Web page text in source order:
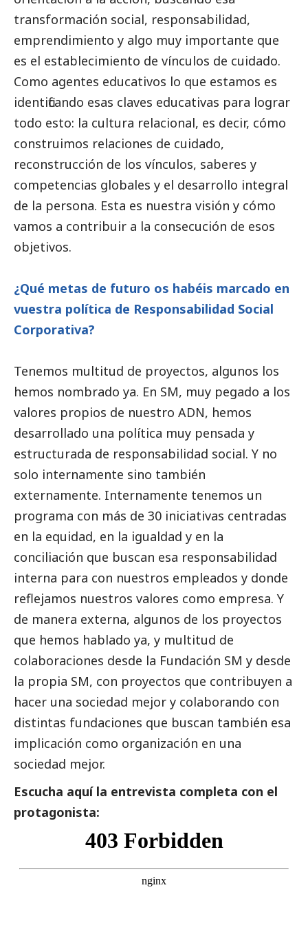
transformación social, responsabilidad,
emprendimiento y algo muy importante que
es el establecimiento de vínculos de cuidado.
Como agentes educativos lo que estamos es
identificando esas claves educativas para lograr
todo esto: la cultura relacional, es decir, cómo
construimos relaciones de cuidado,
reconstrucción de los vínculos, saberes y
competencias globales y el desarrollo integral
de la persona. Esta es nuestra visión y cómo
vamos a contribuir a la consecución de esos
objetivos.
¿Qué metas de futuro os habéis marcado en
vuestra política de Responsabilidad Social
Corporativa?
Tenemos multitud de proyectos, algunos los
hemos nombrado ya. En SM, muy pegado a los
valores propios de nuestro ADN, hemos
desarrollado una política muy pensada y
estructurada de responsabilidad social. Y no
solo internamente sino también
externamente. Internamente tenemos un
programa con más de 30 iniciativas centradas
en la equidad, en la igualdad y en la
conciliación que buscan esa responsabilidad
interna para con nuestros empleados y donde
reflejamos nuestros valores como empresa. Y
de manera externa, algunos de los proyectos
que hemos hablado ya, y multitud de
colaboraciones desde la Fundación SM y desde
la propia SM, con proyectos que contribuyen a
hacer una sociedad mejor y colaborando con
distintas fundaciones que buscan también esa
implicación como organización en una
sociedad mejor.
Escucha aquí la entrevista completa con el
protagonista: